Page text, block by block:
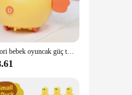
play, creating
accessories, Montessori bebek oyuncak güç tahrikli Wobble tavuk Pet kadro mıknatıs tarama woduck ördek çocuk oyuncakları